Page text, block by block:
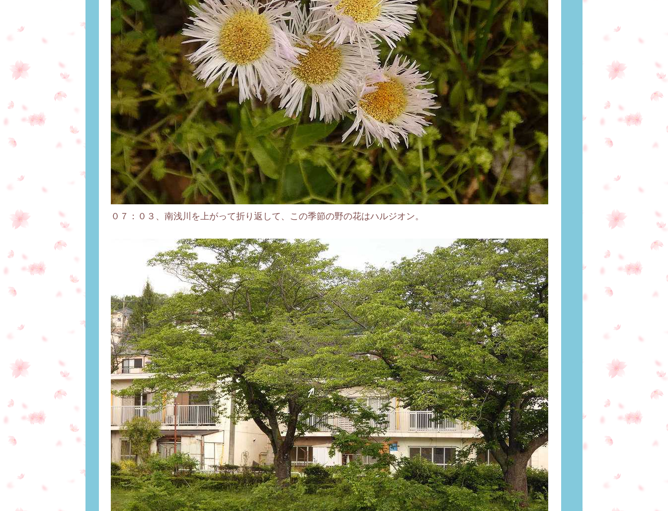
０７：０３、南浅川を上がって折り返して、この季節の野の花はハルジオン。